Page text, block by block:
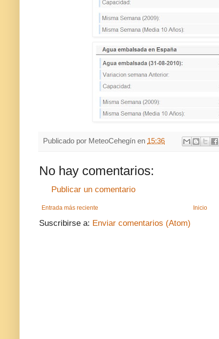
Publicado por MeteoCehegín en 15:36
No hay comentarios:
Publicar un comentario
Entrada más reciente Inicio
Suscribirse a: Enviar comentarios (Atom)